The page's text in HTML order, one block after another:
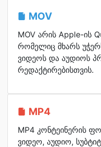
MOV
MOV არის Apple-ის
რომელიც მხარს
ვიდეოს და აუდიოს
რედაქტირებისთვის.
MP4
MP4 კონტეინერის
ვიდეო, აუდიო,